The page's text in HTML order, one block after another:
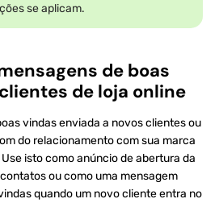
se aplicam.
de boas
de loja online
vindas enviada a novos clientes ou
do relacionamento com sua marca
isto como anúncio de abertura da
ou como uma mensagem
quando um novo cliente entra no